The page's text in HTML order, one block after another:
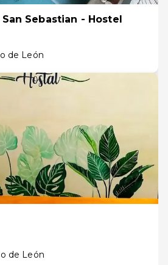
Sebastian - Hostel
de León
de León